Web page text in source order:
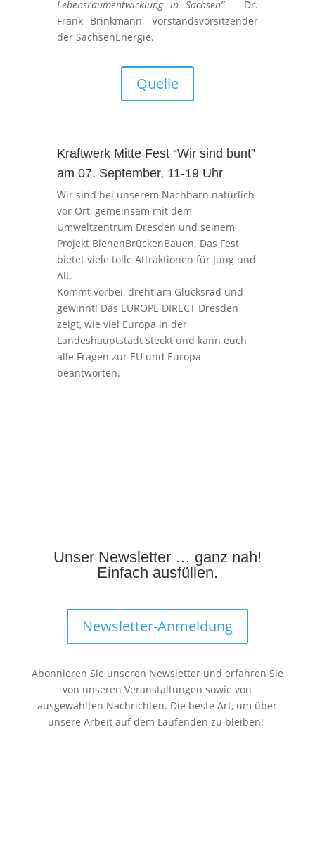
Lebensraumentwicklung in Sachsen”– Dr.
Frank Brinkmann, Vorstandsvorsitzender
der SachsenEnergie.
Quelle
Kraftwerk Mitte Fest “Wir sind bunt”
am 07. September, 11-19 Uhr
Wir sind bei unserem Nachbarn natürlich
vor Ort, gemeinsam mit dem
Umweltzentrum Dresden und seinem
Projekt BienenBrückenBauen. Das Fest
bietet viele tolle Attraktionen für Jung und
Alt.
Kommt vorbei, dreht am Glücksrad und
gewinnt! Das EUROPE DIRECT Dresden
zeigt, wie viel Europa in der
Landeshauptstadt steckt und kann euch
alle Fragen zur EU und Europa
beantworten.
Unser Newsletter … ganz nah!
Einfach ausfüllen.
Newsletter-Anmeldung
Abonnieren Sie unseren Newsletter und erfahren Sie
von unseren Veranstaltungen sowie von
ausgewählten Nachrichten. Die beste Art, um über
unsere Arbeit auf dem Laufenden zu bleiben!